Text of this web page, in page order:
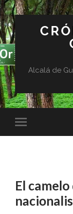
Alcalá de
El